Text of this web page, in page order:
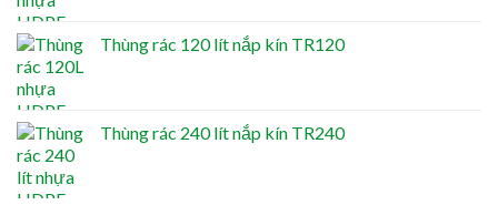
Thùng rác 120 lít nắp kín TR120
Thùng rác 240 lít nắp kín TR240